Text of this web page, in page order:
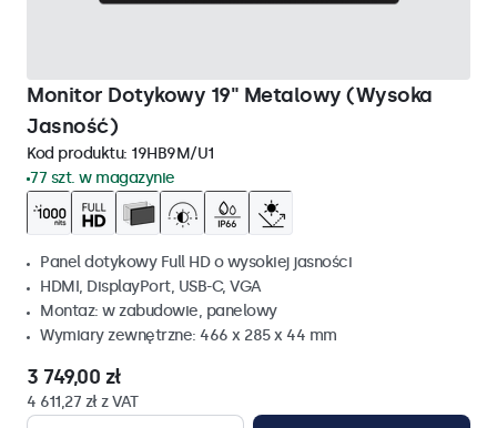
Monitor Dotykowy 19" Metalowy (Wysoka
Jasność)
Kod produktu: 19HB9M/U1
77 szt. w magazynie
Panel dotykowy Full HD o wysokiej jasności
HDMI, DisplayPort, USB-C, VGA
Montaz: w zabudowie, panelowy
Wymiary zewnętrzne: 466 x 285 x 44 mm
3 749,00 zł
4 611,27 zł z VAT